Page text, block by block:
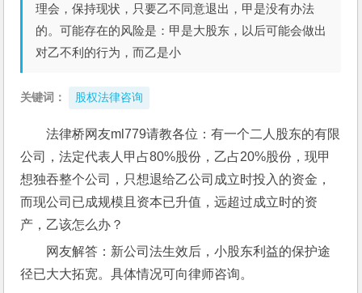
理会，保持现状，只要乙不同意退出，甲是没有办法
的。可能存在的风险是：甲是大股东，以后可能会做出
对乙不利的行为，而乙是小
关键词： 股权法律咨询
法律桥网友ml779请教各位：有一个二人股东的有限
公司，法定代表人甲占80%股份，乙占20%股份，现甲
想独吞整个公司，只想退给乙公司成立时投入的资金，
而现公司已成规模且资本已升值，远超过成立时的资
产，乙该怎么办？
网友解答：新公司法生效后，小股东利益的保护途
径已大大拓宽。具体情况可向律师咨询。